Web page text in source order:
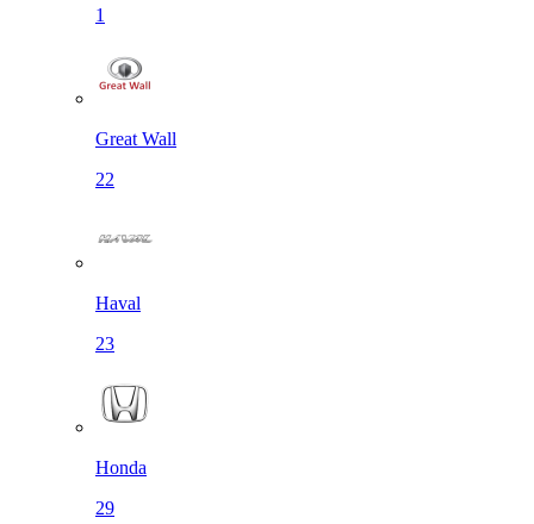
1
Great Wall
22
Haval
23
Honda
29